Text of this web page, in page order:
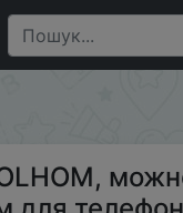
телефона,